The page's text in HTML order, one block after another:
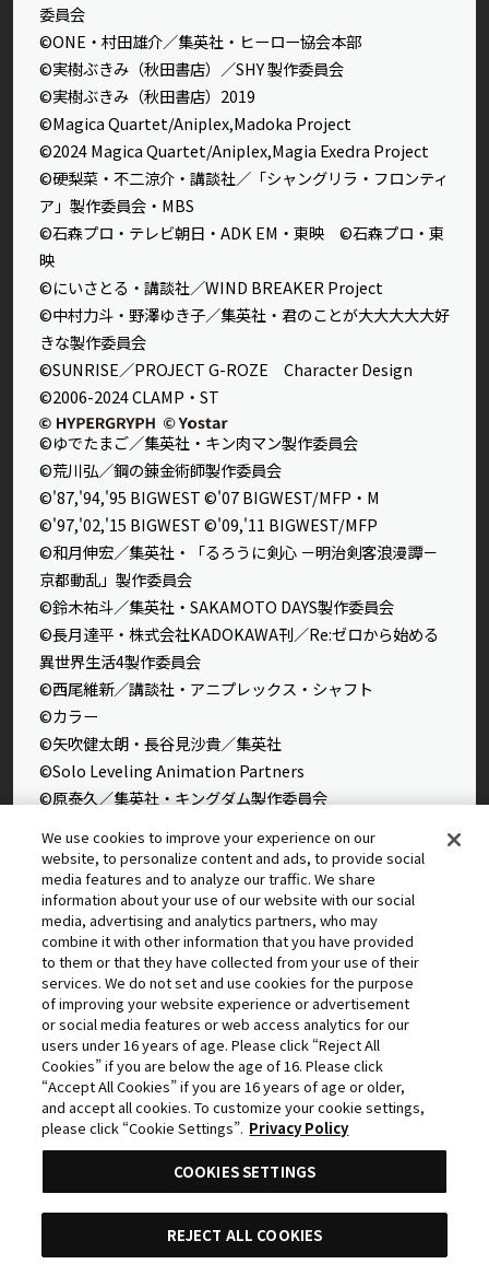
委員会
©ONE・村田雄介／集英社・ヒーロー協会本部
©実樹ぶきみ（秋田書店）／SHY 製作委員会
©実樹ぶきみ（秋田書店）2019
©Magica Quartet/Aniplex,Madoka Project
©2024 Magica Quartet/Aniplex,Magia Exedra Project
©硬梨菜・不二涼介・講談社／「シャングリラ・フロンティ
ア」製作委員会・MBS
©石森プロ・テレビ朝日・ADK EM・東映 ©石森プロ・東
映
©にいさとる・講談社／WIND BREAKER Project
©中村力斗・野澤ゆき子／集英社・君のことが大大大大大好
きな製作委員会
©SUNRISE／PROJECT G-ROZE Character Design
©2006-2024 CLAMP・ST
©ゆでたまご／集英社・キン肉マン製作委員会
©荒川弘／鋼の錬金術師製作委員会
©'87,'94,'95 BIGWEST ©'07 BIGWEST/MFP・M
©'97,'02,'15 BIGWEST ©'09,'11 BIGWEST/MFP
©和月伸宏／集英社・「るろうに剣心 －明治剣客浪漫譚－
京都動乱」製作委員会
©鈴木祐斗／集英社・SAKAMOTO DAYS製作委員会
©長月達平・株式会社KADOKAWA刊／Re:ゼロから始める
異世界生活4製作委員会
©西尾維新／講談社・アニプレックス・シャフト
©カラー
©矢吹健太朗・長谷見沙貴／集英社
©Solo Leveling Animation Partners
©原泰久／集英社・キングダム製作委員会
©石田スイ／集英社・東京喰種：re製作委員会
©外薗健／集英社
©タカヒロ・竹村洋平／集英社・魔防隊広報部
©高橋留美子／小学館・読売テレビ・サンライズ 2009
©藤本タツキ／集英社・ＭＡＰＰＡ
© 2025 MAPPA／チェンソーマンプロジェクト ©藤本タツ
キ／集英社
©星野桂／集英社
©理不尽な孫の手/MFブックス/「無職転生Ⅲ」製作委員会
©逢沢大介・KADOKAWA刊／シャドウガーデン
©中島かずき・今石洋之・プロジェクト「グレンラガン」
©2011 5pb.／Nitroplus 未来ガジェット研究所
©河下水希／集英社
©荒木飛呂彦&LUCKY LAND COMMUNICATIONS/集英社・
We use cookies to improve your experience on our
website, to personalize content and ads, to provide social
media features and to analyze our traffic. We share
information about your use of our website with our social
media, advertising and analytics partners, who may
combine it with other information that you have provided
to them or that they have collected from your use of their
services. We do not set and use cookies for the purpose
of improving your website experience or advertisement
or social media features or web access analytics for our
users under 16 years of age. Please click “Reject All
Cookies” if you are below the age of 16. Please click
“Accept All Cookies” if you are 16 years of age or older,
and accept all cookies. To customize your cookie settings,
please click “Cookie Settings”. Privacy Policy
COOKIES SETTINGS
REJECT ALL COOKIES